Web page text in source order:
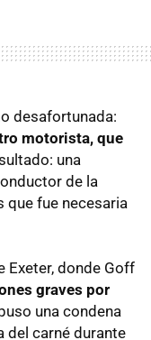
desafortunada:
motorista, que
una
de la
que fue necesaria
Exeter, donde Goff
graves por
una condena
del carné durante